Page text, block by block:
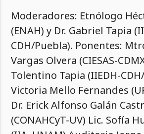
Moderadores: Etnólogo
(ENAH) y Dr. Gabriel Tapia
CDH/Puebla). Ponentes:
Vargas Olvera (CIESAS-
Tolentino Tapia (IIEDH-
Victoria Mello Fernandes
Dr. Erick Alfonso Galán
(CONAHCyT-UV) Lic. Sofía